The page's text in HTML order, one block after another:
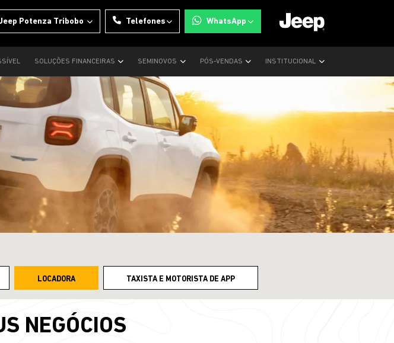
Potenza Tribobo Telefones WhatsApp
SOLUÇÕES FINANCEIRAS SEMINOVOS PÓS-VENDAS INSTITUCIONAL
LOCADORA TAXISTA E MOTORISTA DE APP
NEGÓCIOS